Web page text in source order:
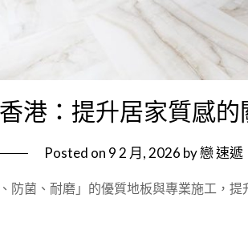
港：提升居家質感的
Posted on 9 2 月, 2026 by戀 速遞
防菌、耐磨」的優質地板與專業施工，